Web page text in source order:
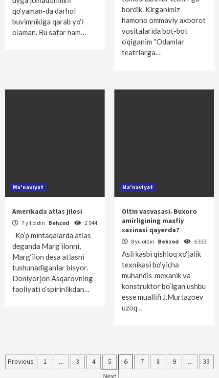
qo‘yaman-da darhol
buvimnikiga qarab yo‘l
olaman. Bu safar ham…
bordik. Kirganimiz
hamono ommaviy axborot
vositalarida bot-bot
o‘qiganim “Odamlar
teatrlarga…
Ma'naviyat
Amerikada atlas jilosi
7 yil oldin Behzod 2 044
Ko‘p mintaqalarda atlas
deganda Marg‘ilonni,
Marg‘ilon desa atlasni
tushunadiganlar bisyor.
Doniyorjon Asqarovning
faoliyati o‘spirinlikdan…
Ma'naviyat
Oltin vasvasasi. Buxoro
amirligining maxfiy
xazinasi qayerda?
8 yil oldin Behzod 6 333
Asli kasbi qishloq xo‘jalik
texnikasi bo‘yicha
muhandis-mexanik va
konstruktor bo‘lgan ushbu
esse muallifi J.Murtazoev
uzoq…
Maqolalar
Previous 1 … 3 4 5 6 7 8 9 …
33
Next